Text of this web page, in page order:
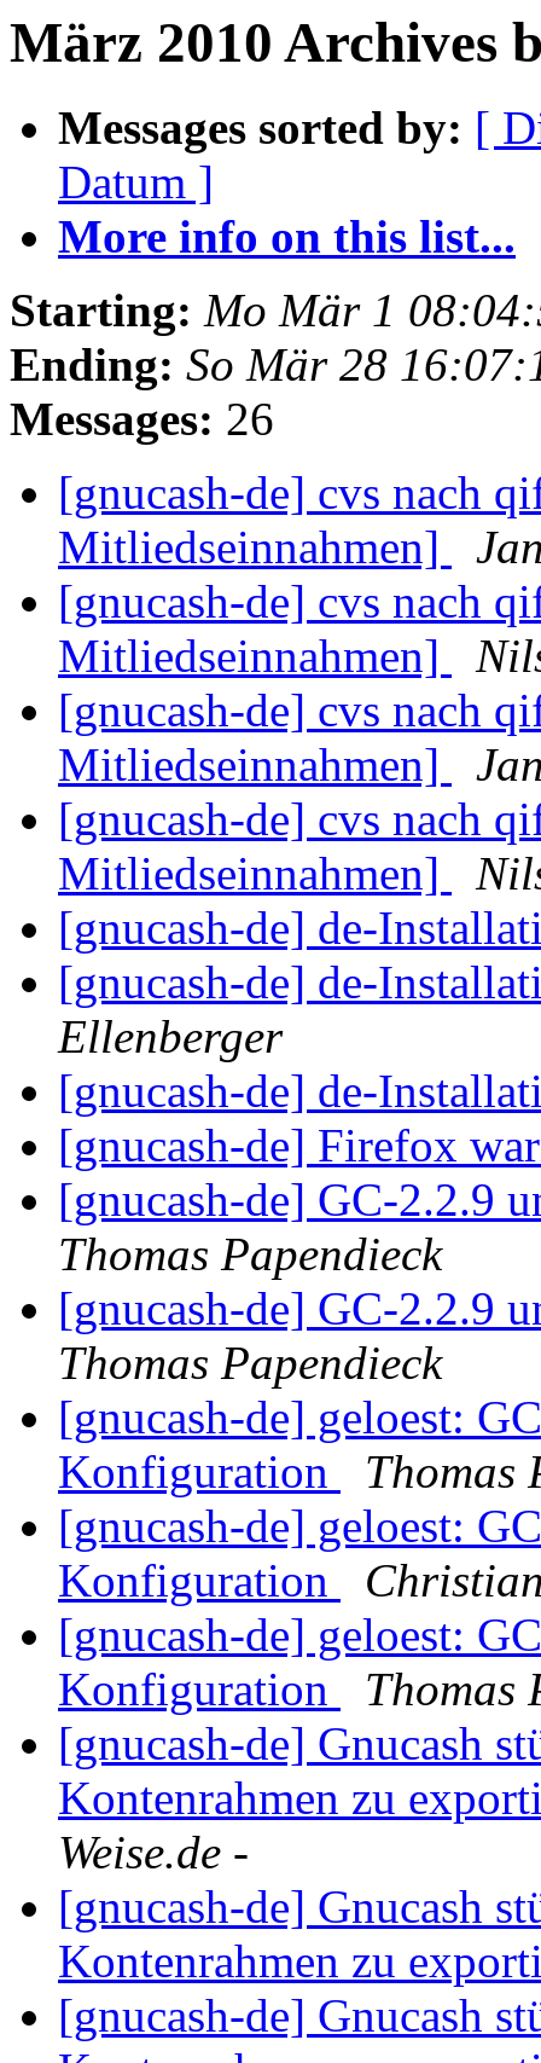
März 2010 Archives
Messages sorted by: [
Datum ]
More info on this list...
Starting: Mo Mär 1
Ending: So Mär 28
Messages: 26
[gnucash-de] cvs nach
Mitliedseinnahmen]
[gnucash-de] cvs nach
Mitliedseinnahmen]
[gnucash-de] cvs nach
Mitliedseinnahmen]
[gnucash-de] cvs nach
Mitliedseinnahmen]
[gnucash-de] de-
[gnucash-de] de-
Ellenberger
[gnucash-de] de-
[gnucash-de] Firefox
[gnucash-de] GC-2.2.9
Thomas Papendieck
[gnucash-de] GC-2.2.9
Thomas Papendieck
[gnucash-de] geloest:
Konfiguration
Thomas
[gnucash-de] geloest:
Konfiguration
[gnucash-de] geloest:
Konfiguration
Thomas
[gnucash-de] Gnucash
Kontenrahmen zu
Weise.de -
[gnucash-de] Gnucash
Kontenrahmen zu
[gnucash-de] Gnucash